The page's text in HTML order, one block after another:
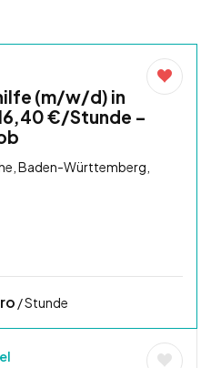
(m/w/d) in
€/Stunde –
Baden-Württemberg,
/ Stunde